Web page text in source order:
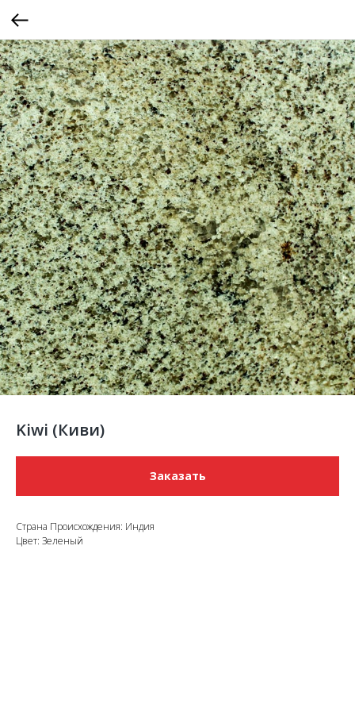
Kiwi (Киви)
Заказать
Страна Происхождения: Индия
Цвет: Зеленый